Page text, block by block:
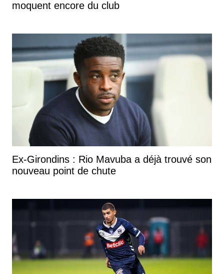
moquent encore du club
Ex-Girondins : Rio Mavuba a déjà trouvé son
nouveau point de chute